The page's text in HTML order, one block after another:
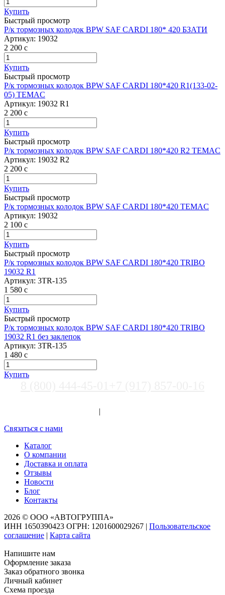
Купить
Быстрый просмотр
Р/к тормозных колодок BPW SAF CARDI 180* 420 БЗАТИ
Артикул: 19032
2 200 c
Купить
Быстрый просмотр
Р/к тормозных колодок BPW SAF CARDI 180*420 R1(133-02-
05) TEMAC
Артикул: 19032 R1
2 200 c
Купить
Быстрый просмотр
Р/к тормозных колодок BPW SAF CARDI 180*420 R2 TEMAC
Артикул: 19032 R2
2 200 c
Купить
Быстрый просмотр
Р/к тормозных колодок BPW SAF CARDI 180*420 TEMAC
Артикул: 19032
2 100 c
Купить
Быстрый просмотр
Р/к тормозных колодок BPW SAF CARDI 180*420 TRIBO
19032 R1
Артикул: 3TR-135
1 580 c
Купить
Быстрый просмотр
Р/к тормозных колодок BPW SAF CARDI 180*420 TRIBO
19032 R1 без заклепок
Артикул: 3TR-135
1 480 c
Купить
|
Связаться с нами
Каталог
О компании
Доставка и оплата
Отзывы
Новости
Блог
Контакты
2026 © ООО «АВТОГРУППА»
ИНН 1650390423 ОГРН: 1201600029267 | Пользовательское
соглашение | Карта сайта
Напишите нам
Оформление заказа
Заказ обратного звонка
Личный кабинет
Схема проезда